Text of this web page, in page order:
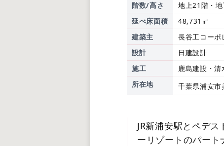
階数/高さ
地上21階・
延べ床面積
48,731㎡
建築主
長谷工コーポ
設計
日建設計
施工
鹿島建設・清
所在地
千葉県浦安市
JR新浦安駅とペデ
ーリゾートのパー